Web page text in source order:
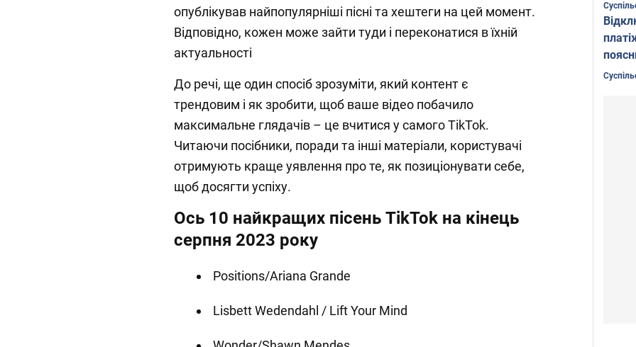
опублікував найпопулярніші пісні та хештеги на цей момент.
Відповідно, кожен може зайти туди і переконатися в їхній
актуальності
До речі, ще один спосіб зрозуміти, який контент є
трендовим і як зробити, щоб ваше відео побачило
максимальне глядачів – це вчитися у самого TikTok.
Читаючи посібники, поради та інші матеріали, користувачі
отримують краще уявлення про те, як позиціонувати себе,
щоб досягти успіху.
Ось 10 найкращих пісень TikTok на кінець
серпня 2023 року
Positions/Ariana Grande
Lisbett Wedendahl / Lift Your Mind